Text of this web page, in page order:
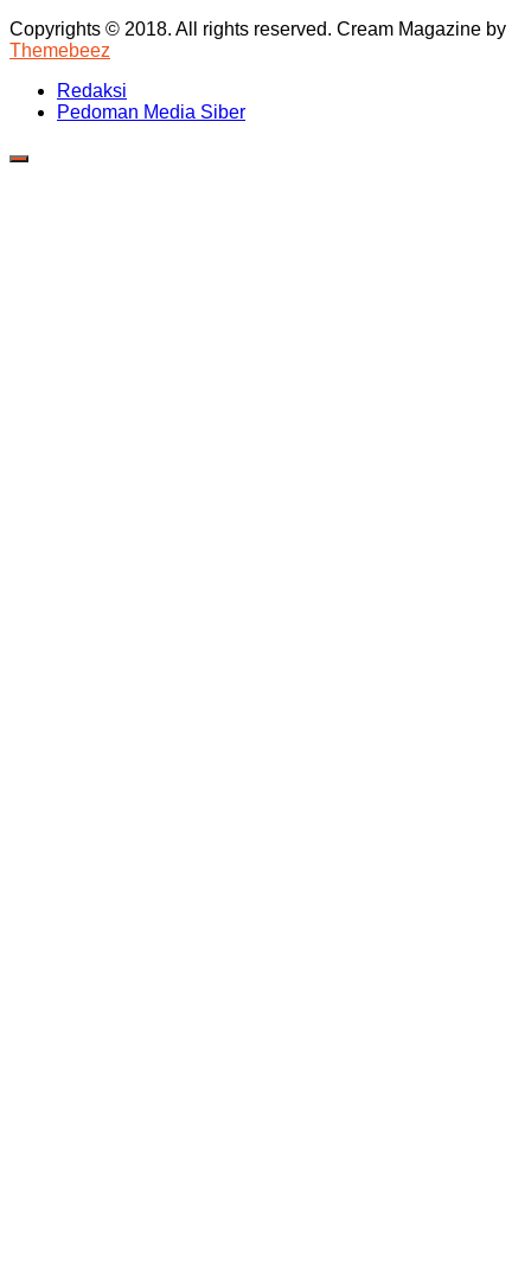
Copyrights © 2018. All rights reserved. Cream Magazine by
Themebeez
Redaksi
Pedoman Media Siber